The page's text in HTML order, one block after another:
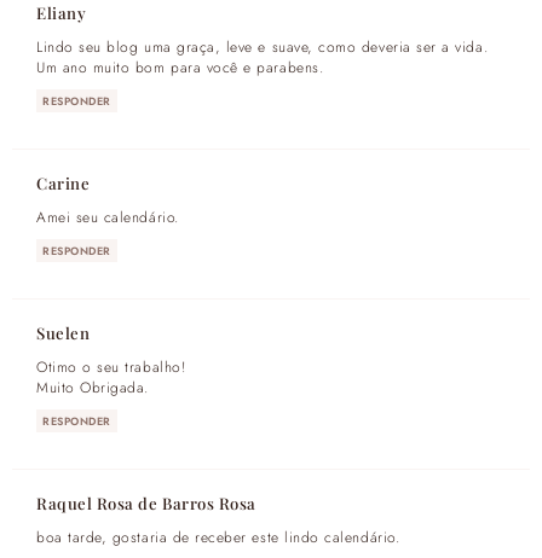
Eliany
Lindo seu blog uma graça, leve e suave, como deveria ser a vida.
Um ano muito bom para você e parabens.
RESPONDER
Carine
Amei seu calendário.
RESPONDER
Suelen
Otimo o seu trabalho!
Muito Obrigada.
RESPONDER
Raquel Rosa de Barros Rosa
boa tarde, gostaria de receber este lindo calendário.